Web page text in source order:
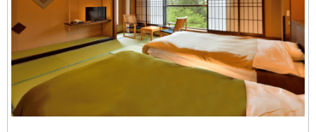
宿泊約款(PDF)｜プライバシーポリシー
facebookInstagram
X Line